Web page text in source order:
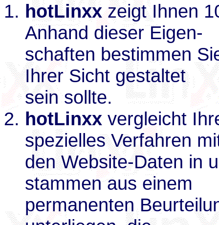
hotLinxxzeigt Ihnen
Anhand dieser Eigen-
schaften bestimmen
Ihrer Sicht gestaltet
sein sollte.
hotLinxx vergleicht
spezielles Verfahren
den Website-Daten in
stammen aus einem
permanenten